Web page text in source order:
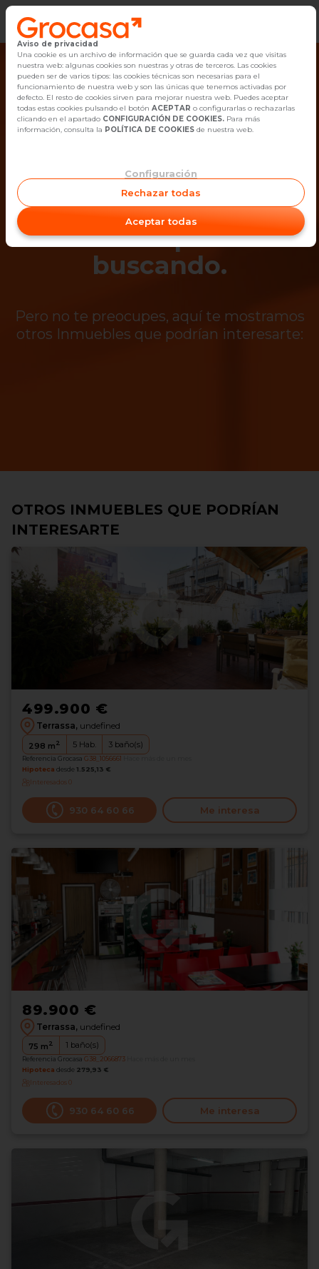
Vender
Buscar Inmuebles
Alquiler
Empleo
Oficinas
Contacto
¡Ups! Ya no está
disponible el
inmueble que estás
buscando.
Pero no te preocupes, aquí te mostramos
otros Inmuebles que podrían interesarte:
OTROS INMUEBLES QUE PODRÍAN
INTERESARTE
499.900 €
Terrassa, undefined
298 m2 5 Hab. 3 baño(s)
Referencia Grocasa G38_1056661
Hipoteca desde 1.525,13 €
Interesados0
930 64 60 66 Me interesa
89.900 €
Terrassa, undefined
75 m2 1 baño(s)
Referencia Grocasa G38_2066873
Hipoteca desde 279,93 €
Interesados0
930 64 60 66 Me interesa
Aviso de privacidad
Una cookie es un archivo de información que se guarda cada vez que visitas
nuestra web: algunas cookies son nuestras y otras de terceros. Las cookies
pueden ser de varios tipos: las cookies técnicas son necesarias para el
funcionamiento de nuestra web y son las únicas que tenemos activadas por
defecto. El resto de cookies sirven para mejorar nuestra web. Puedes aceptar
todas estas cookies pulsando el botón ACEPTAR o configurarlas o rechazarlas
clicando en el apartado CONFIGURACIÓN DE COOKIES. Para más
información, consulta la POLÍTICA DE COOKIES de nuestra web.
Configuración
Rechazar todas
Aceptar todas